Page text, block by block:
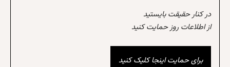
در کنار حقیقت بایستید
از اطلاعات روز حمایت کنید
برای حمایت اینجا کلیک کنید